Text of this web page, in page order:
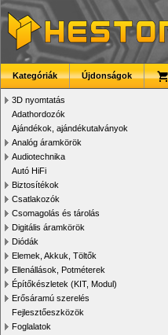
Kategóriák Újdonságok
3D nyomtatás
Adathordozók
Ajándékok, ajándékutalványok
Analóg áramkörök
Audiotechnika
Autó HiFi
Biztosítékok
Csatlakozók
Csomagolás és tárolás
Digitális áramkörök
Diódák
Elemek, Akkuk, Töltők
Ellenállások, Potméterek
Építőkészletek (KIT, Modul)
Erősáramú szerelés
Fejlesztőeszközök
Foglalatok